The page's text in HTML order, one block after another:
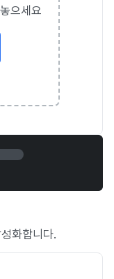
으세요
화합니다.